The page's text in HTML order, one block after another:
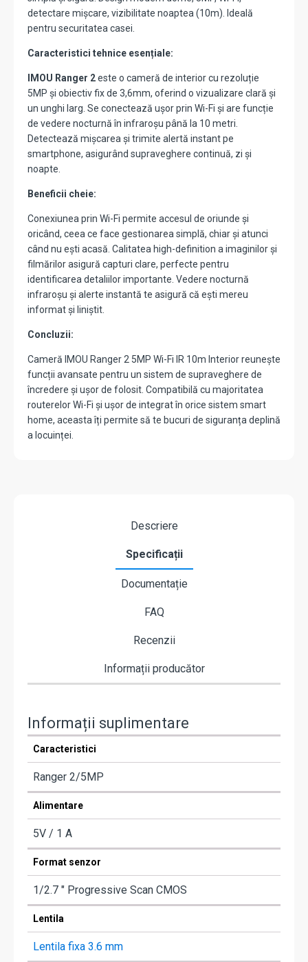
detectare mișcare, vizibilitate noaptea (10m). Ideală
pentru securitatea casei.
Caracteristici tehnice esențiale:
IMOU Ranger 2este o cameră de interior cu rezoluție
5MP și obiectiv fix de 3,6mm, oferind o vizualizare clară și
un unghi larg. Se conectează ușor prin Wi-Fi și are funcție
de vedere nocturnă în infraroșu până la 10 metri.
Detectează mișcarea și trimite alertă instant pe
smartphone, asigurând supraveghere continuă, zi și
noapte.
Beneficii cheie:
Conexiunea prin Wi-Fi permite accesul de oriunde și
oricând, ceea ce face gestionarea simplă, chiar și atunci
când nu ești acasă. Calitatea high-definition a imaginilor și
filmărilor asigură capturi clare, perfecte pentru
identificarea detaliilor importante. Vedere nocturnă
infraroșu și alerte instantă te asigură că ești mereu
informat și liniștit.
Concluzii:
Cameră IMOU Ranger 2 5MP Wi-Fi IR 10m Interior reunește
funcții avansate pentru un sistem de supraveghere de
încredere și ușor de folosit. Compatibilă cu majoritatea
routerelor Wi-Fi și ușor de integrat în orice sistem smart
home, aceasta îți permite să te bucuri de siguranța deplină
a locuinței.
Descriere
Specificații
Documentație
FAQ
Recenzii
Informații producător
Informații suplimentare
Caracteristici
Ranger 2/5MP
Alimentare
5V / 1 A
Format senzor
1/2.7 " Progressive Scan CMOS
Lentila
Lentila fixa 3.6 mm